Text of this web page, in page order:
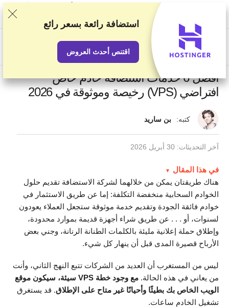
نصنف الخدمات بناء على اختبارات وبحوث صارمة، لكننا نأخذ في الاعتبار أيضًا
تقييماتكم وملاحظاتكم واتفاقياتنا التجارية مع مقدمي الخدمات الآخرين. تحتوي
هذه الصفحة على روابط تابعة.
الإفصاح الإعلاني
US$
أفضل 6 خدمات استضافة خادم خاص
افتراضي (VPS) رخيصة وموثوقة في 2026
كتبه: بن ساريد
آخر التحديثات: 30 أبريل 2026
في هذا المقال
هناك طريقتان يمكن من خلالهما لشركة الاستضافة تقديم حلول
الخوادم السحابية منخفضة التكلفة: إما عن طريق الاستثمار في
خوادم فائقة الجودة وتقديم خدمة موثوقة ستجعل العملاء يعودون
لسنوات، أو . . . عن طريق شراء أجهزة قديمة بموارد محدودة،
وإطلاق حملة إعلانية مليئة بالكلمات الطنانة الرنانة، وجني بعض
الأرباح قصيرة المدى قبل أن ينهار كل شيء.
ليس من المستغرب أن العديد من الشركات تتبع النهج الثاني، وأنت
من يعاني في هذه الحالة.
مع وجود خطة VPS سيئة، سيكون موقع
الويب الخاص بك بطيئًا وأحيانًا غير متاح على الإطلاق. قد يستغرق
تشغيل الخادم ساعات.
استضافة رائعة بسعر رائع
اقتنص أحدث العروض